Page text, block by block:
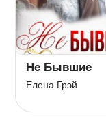
Не Бывшие
Елена Грэй